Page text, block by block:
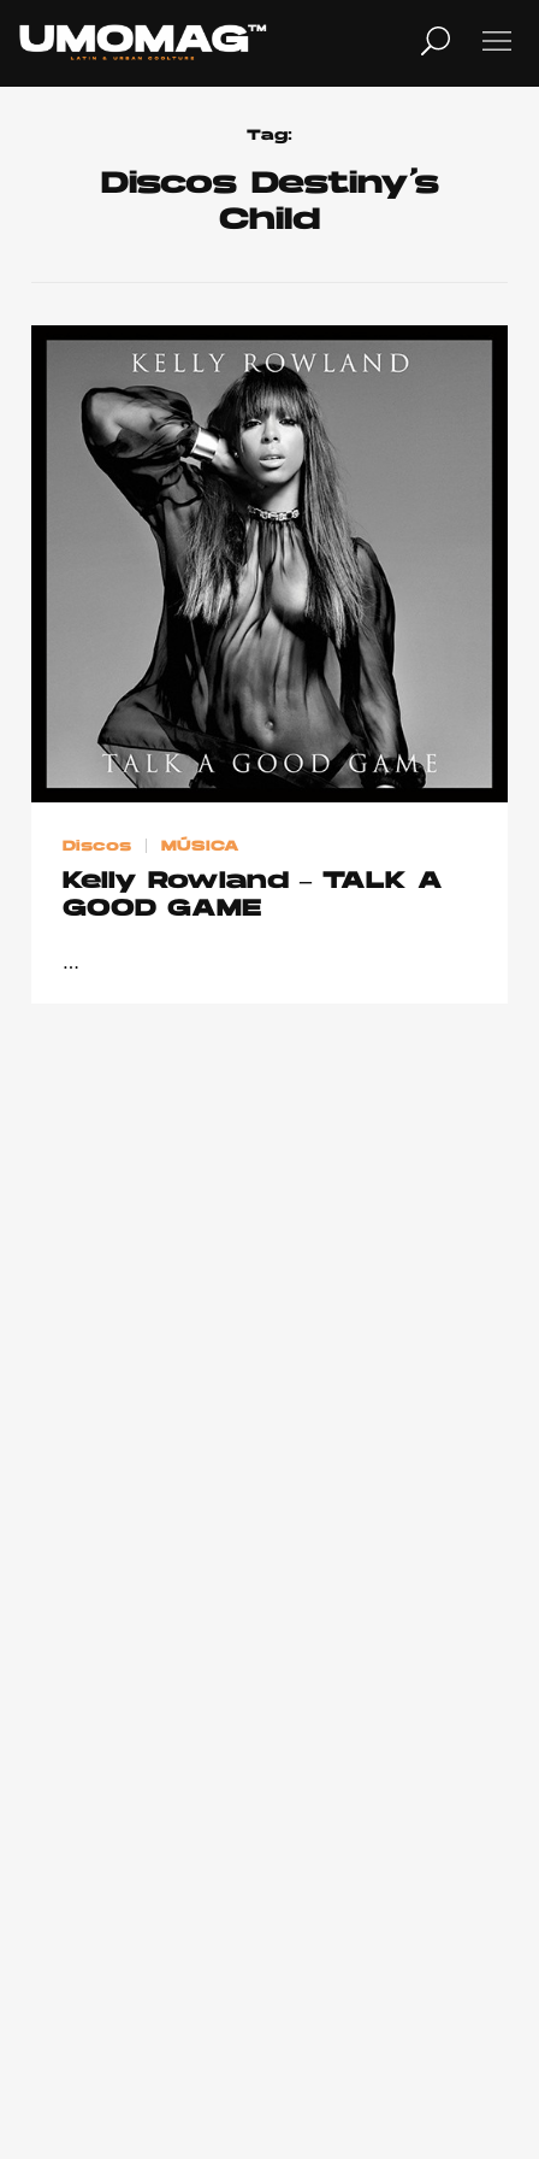
TV
Home
Cover Story
Publicidad
Contacto
Aviso Legal
© 2015-2022 UMOMAG. PROPIEDAD DE UMO agency. TODOS LOS
DERECHOS RESERVADOS.
Tag:
Discos Destiny’s
Child
Discos MÚSICA
Kelly Rowland – TALK A
GOOD GAME
…